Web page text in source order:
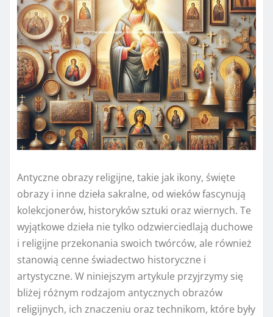
Antyczne obrazy religijne, takie jak ikony, święte
obrazy i inne dzieła sakralne, od wieków fascynują
kolekcjonerów, historyków sztuki oraz wiernych. Te
wyjątkowe dzieła nie tylko odzwierciedlają duchowe
i religijne przekonania swoich twórców, ale również
stanowią cenne świadectwo historyczne i
artystyczne. W niniejszym artykule przyjrzymy się
bliżej różnym rodzajom antycznych obrazów
religijnych, ich znaczeniu oraz technikom, które były